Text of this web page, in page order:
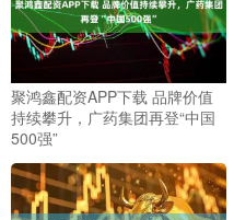
聚鸿鑫配资APP下载 品牌价值
持续攀升，广药集团再登“中国
500强”